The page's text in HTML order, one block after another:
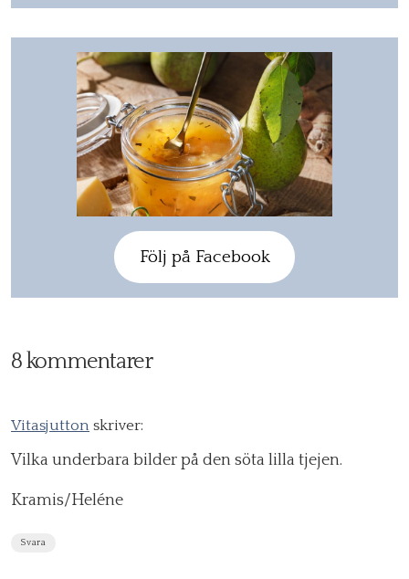
Följ på Facebook
8 kommentarer
Vitasjutton skriver:
Vilka underbara bilder på den söta lilla tjejen.
Kramis/Heléne
Svara